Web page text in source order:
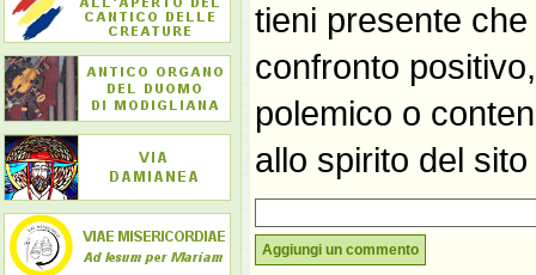
tieni presente
confronto
polemico o
allo spirito del
Aggiungi un commento